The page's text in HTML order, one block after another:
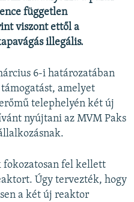
független
viszont ettől a
illegális.
6-i határozatában
amelyet
telephelyén két új
nyújtani az MVM Paks
fokozatosan fel kellett
Úgy tervezték, hogy
a két új reaktor